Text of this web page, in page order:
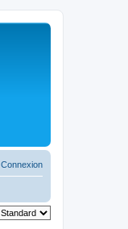
Connexion